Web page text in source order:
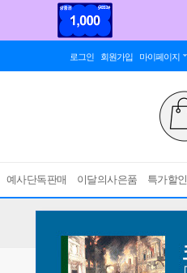
로그인 회원가입 마이페이지
예사단독판매 이달의사은품 특가할인